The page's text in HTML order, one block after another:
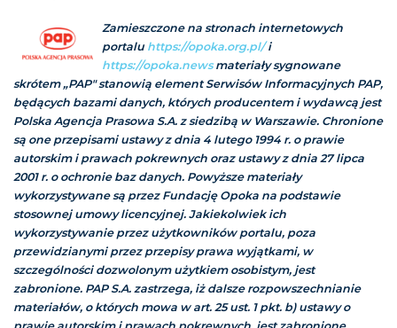
Zamieszczone na stronach internetowych
portalu https://opoka.org.pl/i
https://opoka.newsmateriały sygnowane
skrótem „PAP" stanowią element Serwisów Informacyjnych PAP,
będących bazami danych, których producentem i wydawcą jest
Polska Agencja Prasowa S.A. z siedzibą w Warszawie. Chronione
są one przepisami ustawy z dnia 4 lutego 1994 r. o prawie
autorskim i prawach pokrewnych oraz ustawy z dnia 27 lipca
2001 r. o ochronie baz danych. Powyższe materiały
wykorzystywane są przez Fundację Opoka na podstawie
stosownej umowy licencyjnej. Jakiekolwiek ich
wykorzystywanie przez użytkowników portalu, poza
przewidzianymi przez przepisy prawa wyjątkami, w
szczególności dozwolonym użytkiem osobistym, jest
zabronione. PAP S.A. zastrzega, iż dalsze rozpowszechnianie
materiałów, o których mowa w art. 25 ust. 1 pkt. b) ustawy o